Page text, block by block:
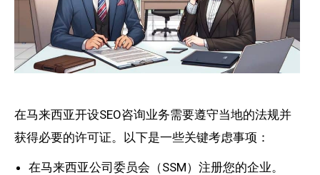
在马来西亚开设SEO咨询业务需要遵守当地的法规并
获得必要的许可证。以下是一些关键考虑事项：
在马来西亚公司委员会（SSM）注册您的企业。